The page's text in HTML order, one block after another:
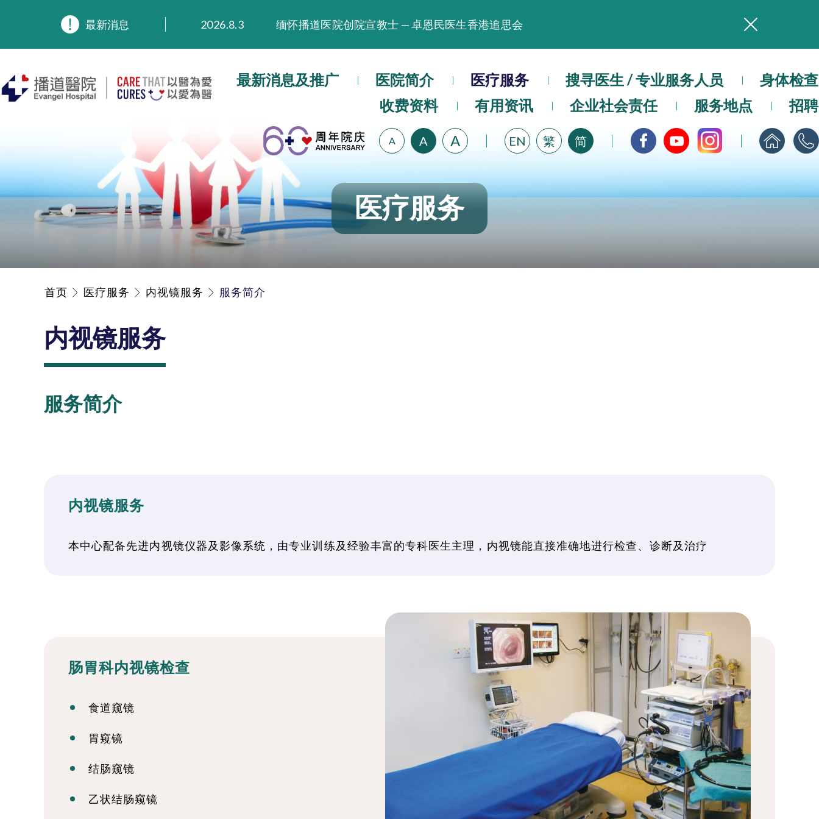
最新消息
2026.3.20
晚间门诊服务延长至晚上11时
2025.8.4
播道医院体检服务获客户正面评价
2025.7.21
最新消息及推广 医院简介 医疗服务 搜寻医生 / 专业服务人员
身体检查
收费资料
有用资讯 企业社会责任 服务地点 招聘
A A A EN 繁 简
医疗服务
首页 医疗服务 内视镜服务 服务简介
内视镜服务
服务简介
内视镜服务
本中心配备先进内视镜仪器及影像系统，由专业训练及经验丰富的专科医生主理，内视镜能直接准确地进行检查、诊断及治疗
肠胃科内视镜检查
食道窥镜
胃窥镜
结肠窥镜
乙状结肠窥镜